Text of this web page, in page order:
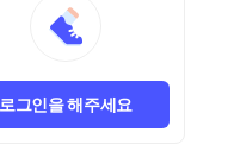
로그인을 해주세요